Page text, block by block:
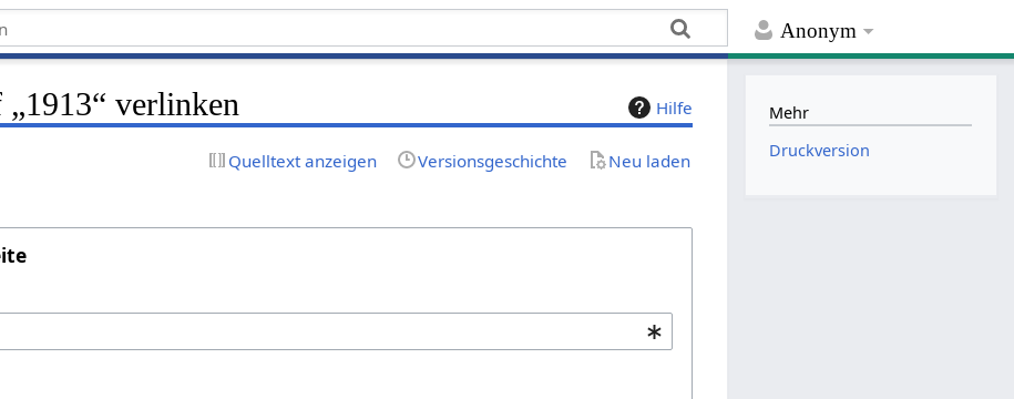
Anonym
Hilfe
„1913“ verlinken
Quelltext anzeigen Versionsgeschichte Neu laden
Mehr
Druckversion